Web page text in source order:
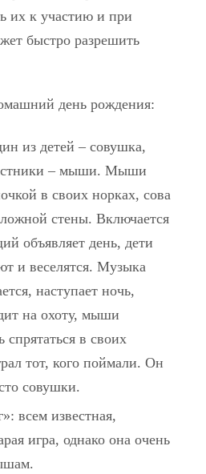
их к участию и при
быстро разрешить
день рождения:
из детей – совушка,
– мыши. Мыши
в своих норках, сова
стены. Включается
объявляет день, дети
и веселятся. Музыка
наступает ночь,
на охоту, мыши
в своих
тот, кого поймали. Он
совушки.
всем известная,
игра, однако она очень